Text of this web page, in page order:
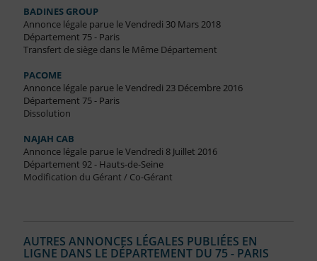
BADINES GROUP
Annonce légale parue le Vendredi 30 Mars 2018
Département 75 - Paris
Transfert de siège dans le Même Département
PACOME
Annonce légale parue le Vendredi 23 Décembre 2016
Département 75 - Paris
Dissolution
NAJAH CAB
Annonce légale parue le Vendredi 8 Juillet 2016
Département 92 - Hauts-de-Seine
Modification du Gérant / Co-Gérant
AUTRES ANNONCES LÉGALES PUBLIÉES EN
LIGNE DANS LE DÉPARTEMENT DU 75 - PARIS